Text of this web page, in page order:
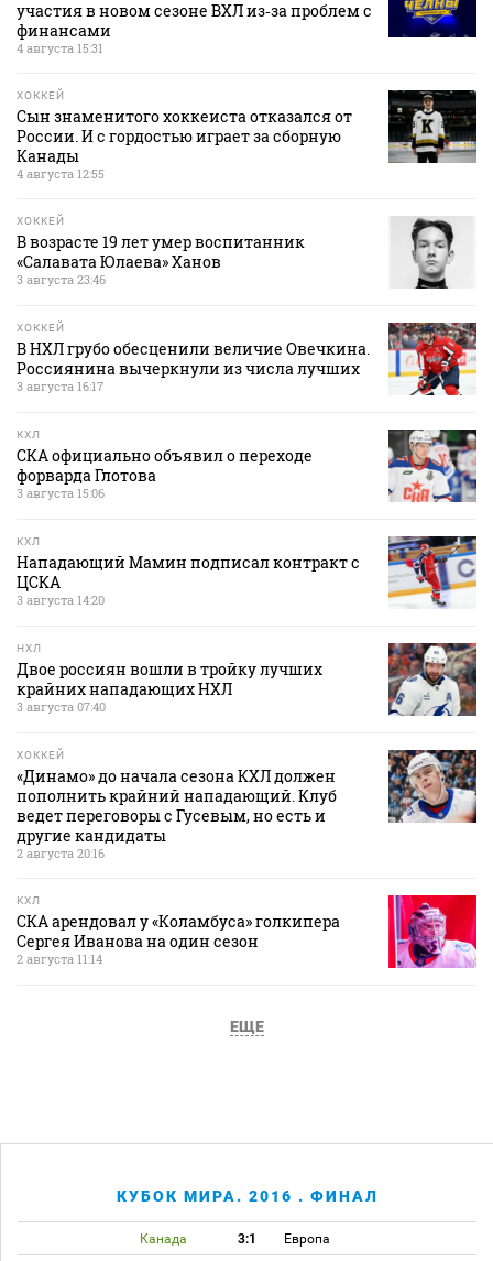
участия в новом сезоне ВХЛ из‑за проблем с
финансами
4 августа 15:31
ХОККЕЙ
Сын знаменитого хоккеиста отказался от
России. И с гордостью играет за сборную
Канады
4 августа 12:55
ХОККЕЙ
В возрасте 19 лет умер воспитанник
«Салавата Юлаева» Ханов
3 августа 23:46
ХОККЕЙ
В НХЛ грубо обесценили величие Овечкина.
Россиянина вычеркнули из числа лучших
3 августа 16:17
КХЛ
СКА официально объявил о переходе
форварда Глотова
3 августа 15:06
КХЛ
Нападающий Мамин подписал контракт с
ЦСКА
3 августа 14:20
НХЛ
Двое россиян вошли в тройку лучших
крайних нападающих НХЛ
3 августа 07:40
ХОККЕЙ
«Динамо» до начала сезона КХЛ должен
пополнить крайний нападающий. Клуб
ведет переговоры с Гусевым, но есть и
другие кандидаты
2 августа 20:16
КХЛ
СКА арендовал у «Коламбуса» голкипера
Сергея Иванова на один сезон
2 августа 11:14
ЕЩЕ
КУБОК МИРА. 2016 . ФИНАЛ
Канада 3:1 Европа